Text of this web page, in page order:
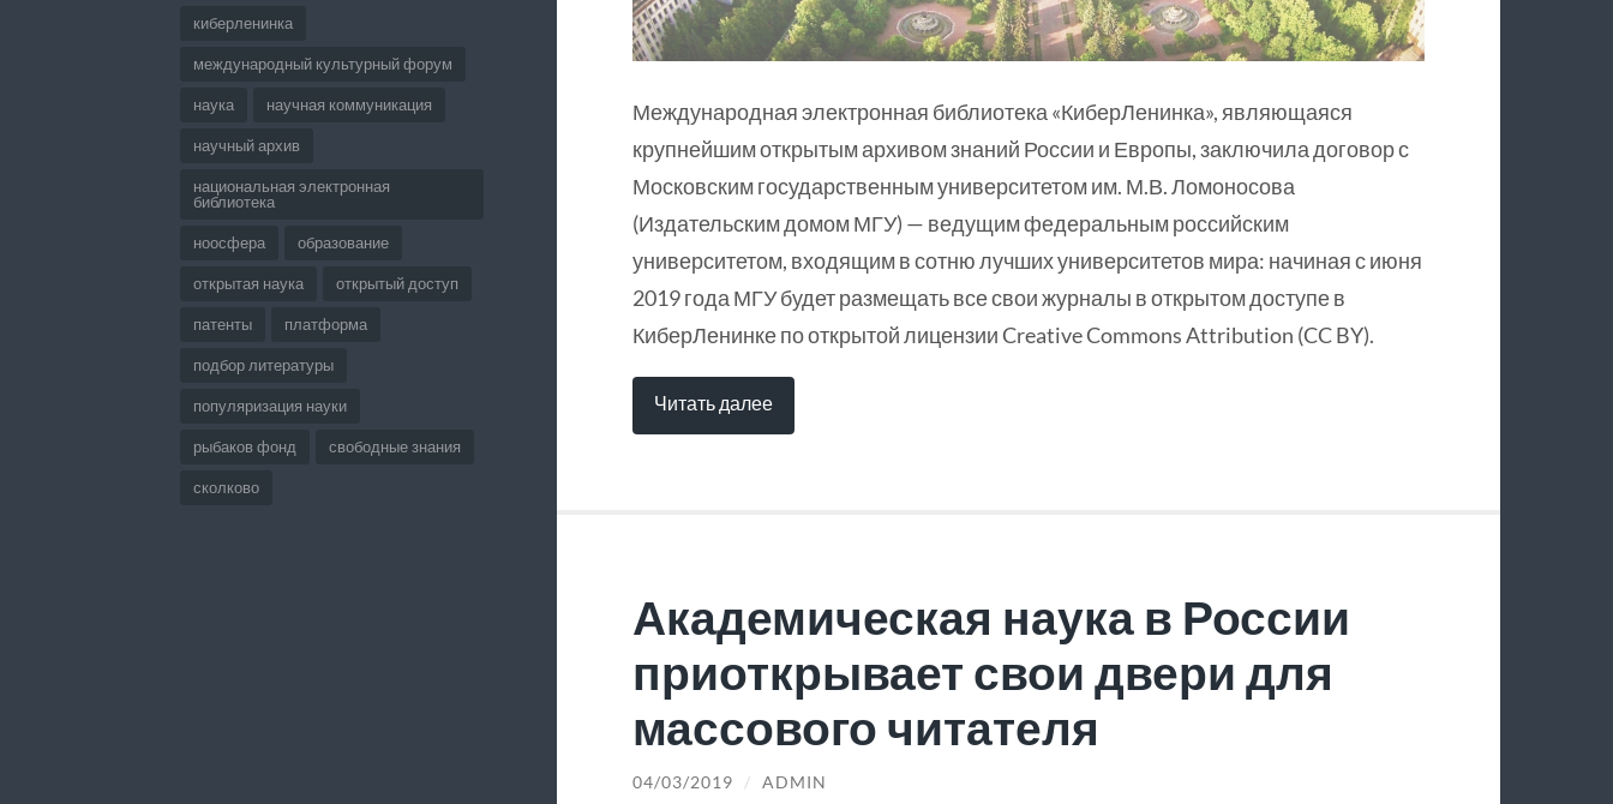
киберленинка
международный культурный форум
наука научная коммуникация
научный архив
национальная электронная
библиотека
ноосфера образование
открытая наука открытый доступ
патенты платформа
подбор литературы
популяризация науки
рыбаков фонд свободные знания
сколково
Международная электронная библиотека «КиберЛенинка», являющаяся
крупнейшим открытым архивом знаний России и Европы, заключила договор с
Московским государственным университетом им. М.В. Ломоносова
(Издательским домом МГУ) — ведущим федеральным российским
университетом, входящим в сотню лучших университетов мира: начиная с июня
2019 года МГУ будет размещать все свои журналы в открытом доступе в
КиберЛенинке по открытой лицензии Creative Commons Attribution (CC BY).
Читать далее
Академическая наука в России
приоткрывает свои двери для
массового читателя
04/03/2019 / ADMIN